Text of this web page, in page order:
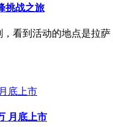
挑战之旅
看到活动的地点是拉
月底上市